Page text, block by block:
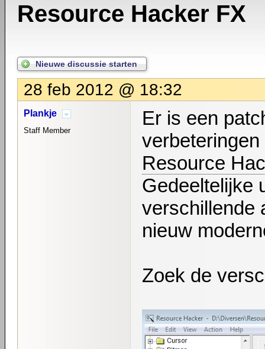
Resource Hacker FX
Nieuwe discussie starten
28 feb 2012 @ 18:32
Plankje
Staff Member
Er is een
Resource
Gedeeltelijke
verschillende
nieuw
Zoek de